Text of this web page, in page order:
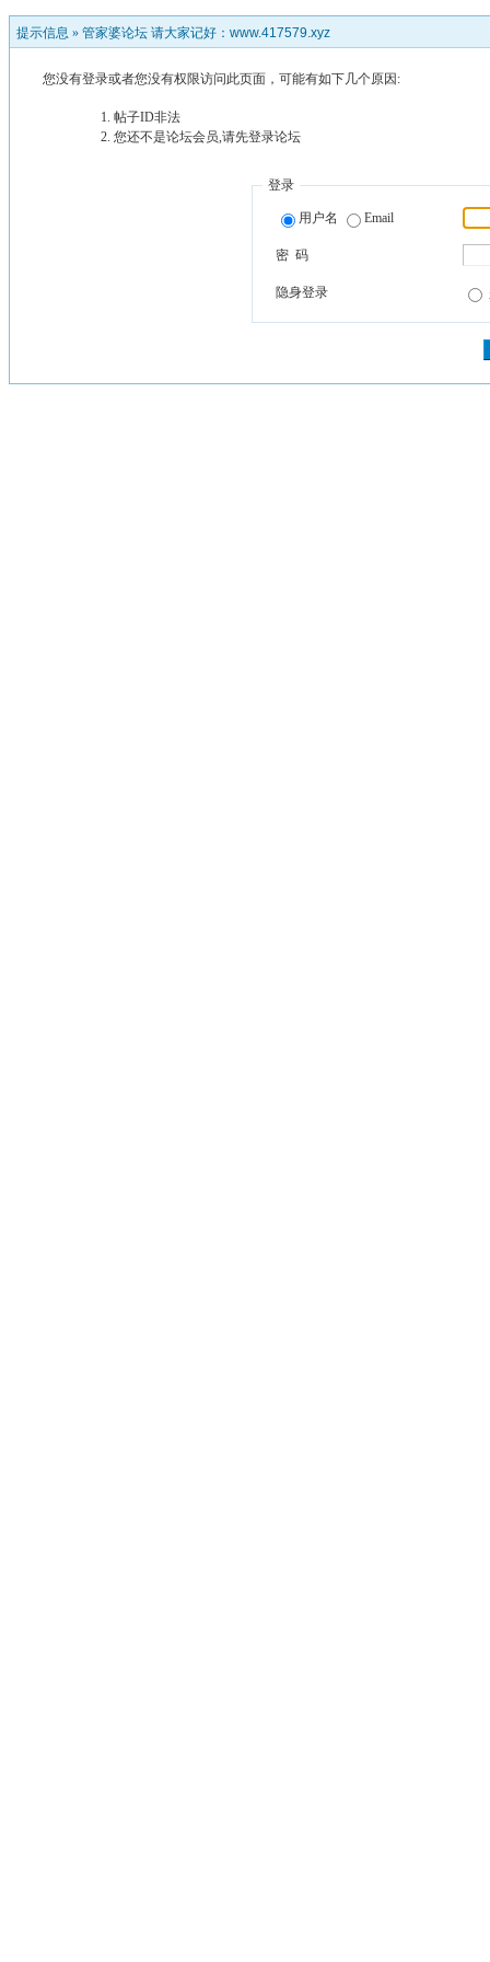
提示信息 » 管家婆论坛 请大家记好：www.417579.xyz
您没有登录或者您没有权限访问此页面，可能有如下几个原因:
帖子ID非法
您还不是论坛会员,请先登录论坛
登录
用户名 Email
密 码
隐身登录